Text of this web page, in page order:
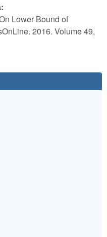
Lower Bound of
2016. Volume 49,